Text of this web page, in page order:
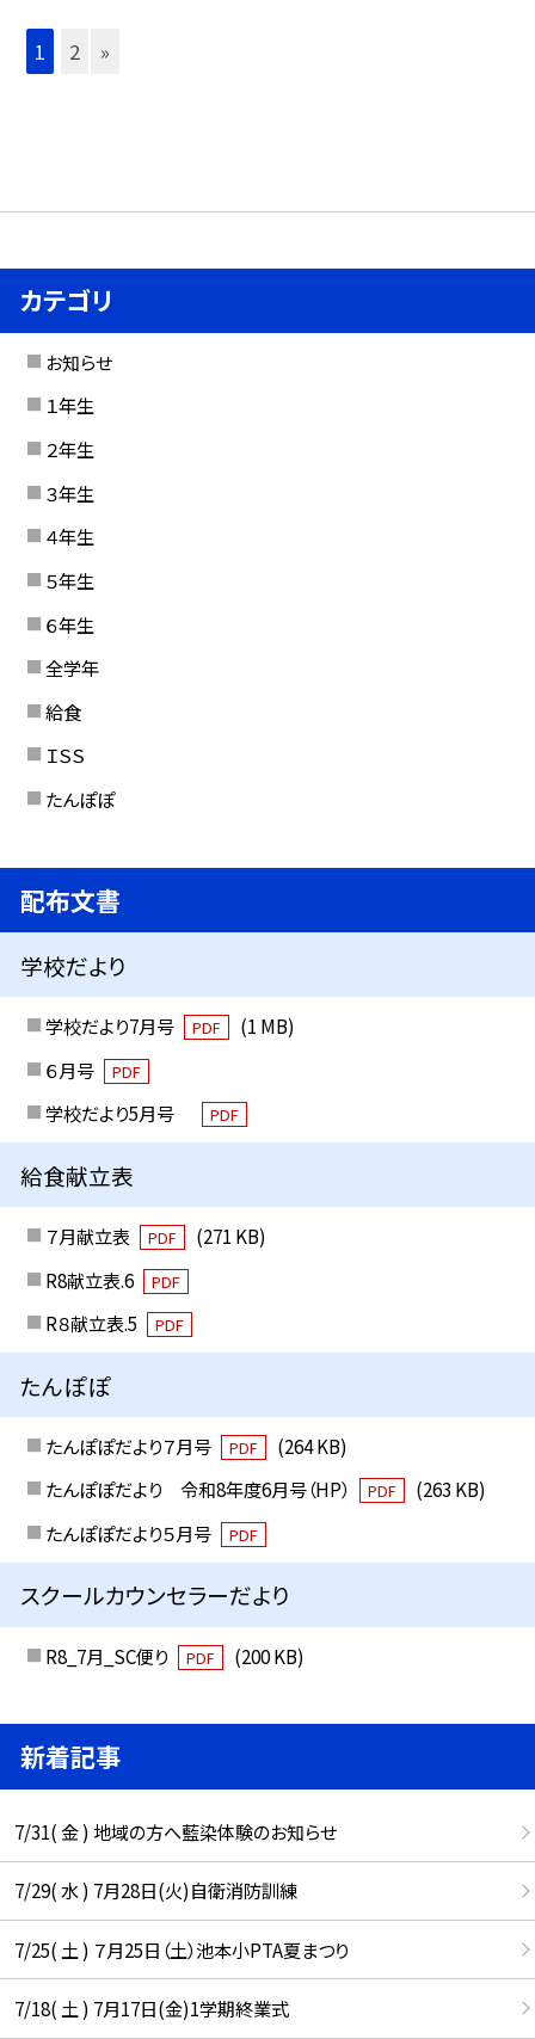
1 2 »
カテゴリ
お知らせ
１年生
２年生
３年生
４年生
５年生
６年生
全学年
給食
ＩＳＳ
たんぽぽ
配布文書
学校だより
学校だより7月号 PDF
(1 MB)
６月号
PDF
学校だより5月号 PDF
給食献立表
７月献立表 PDF
(271 KB)
R8献立表.6
PDF
R８献立表.5 PDF
たんぽぽ
たんぽぽだより７月号 PDF
(264 KB)
たんぽぽだより 令和8年度6月号（HP）
PDF
(263 KB)
たんぽぽだより５月号
PDF
スクールカウンセラーだより
R8_7月_SC便り PDF (200 KB)
新着記事
7/31( 金 ) 地域の方へ藍染体験のお知らせ
7/29( 水 ) 7月28日(火)自衛消防訓練
7/25( 土 ) ７月25日（土）池本小PTA夏まつり
7/18( 土 ) 7月17日(金)1学期終業式